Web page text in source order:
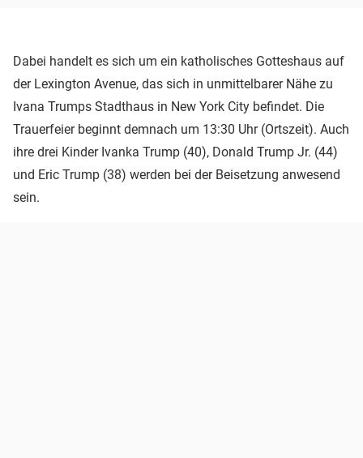
Dabei handelt es sich um ein katholisches Gotteshaus auf
der Lexington Avenue, das sich in unmittelbarer Nähe zu
Ivana Trumps Stadthaus in New York City befindet. Die
Trauerfeier beginnt demnach um 13:30 Uhr (Ortszeit). Auch
ihre drei Kinder Ivanka Trump (40), Donald Trump Jr. (44)
und Eric Trump (38) werden bei der Beisetzung anwesend
sein.